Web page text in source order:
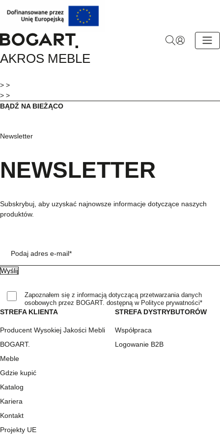
BOGART.
-
główna
AKROS MEBLE
> >
> >
STREFA KLIENTA
Producent Wysokiej Jakości Mebli
BOGART.
Meble
Gdzie kupić
Katalog
Kariera
Kontakt
Projekty UE
STREFA DYSTRYBUTORÓW
Współpraca
Logowanie B2B
BĄDŹ NA BIEŻĄCO
Newsletter
NEWSLETTER
Subskrybuj, aby uzyskać najnowsze informacje dotyczące naszych
produktów.
Podaj adres e-mail*
Zapoznałem się z informacją dotyczącą przetwarzania danych
osobowych przez BOGART. dostępną w Polityce prywatności*